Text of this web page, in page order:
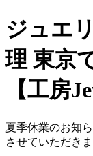
ジュエ
理 東京
【工房
夏季休業のお知
させていただきま